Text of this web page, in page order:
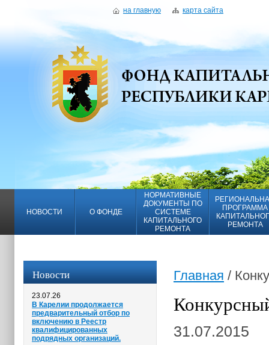
на главную карта сайта
НОВОСТИ О ФОНДЕ
НОРМАТИВНЫЕ
ДОКУМЕНТЫ ПО
СИСТЕМЕ
КАПИТАЛЬНОГО
РЕМОНТА
ПРОГРАММА
РЕМОНТА
Новости
23.07.26
В Карелии продолжается
предварительный отбор по
включению в Реестр
квалифицированных
подрядных организаций.
Главная /
31.07.2015